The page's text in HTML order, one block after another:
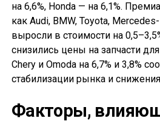
на 6,6%, Honda — на 6,1%.
как Audi, BMW, Toyota,
выросли в стоимости на
снизились цены на запчасти
Chery и Omoda на 6,7% и 3,8%
стабилизации рынка и
Факторы,